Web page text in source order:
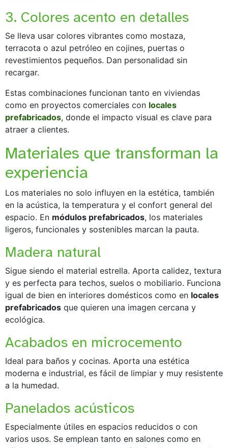
3. Colores acento en detalles
Se lleva usar colores vibrantes como mostaza,
terracota o azul petróleo en cojines, puertas o
revestimientos pequeños. Dan personalidad sin
recargar.
Estas combinaciones funcionan tanto en viviendas
como en proyectos comerciales con locales
prefabricados, donde el impacto visual es clave para
atraer a clientes.
Materiales que transforman la
experiencia
Los materiales no solo influyen en la estética, también
en la acústica, la temperatura y el confort general del
espacio. En módulos prefabricados, los materiales
ligeros, funcionales y sostenibles marcan la pauta.
Madera natural
Sigue siendo el material estrella. Aporta calidez, textura
y es perfecta para techos, suelos o mobiliario. Funciona
igual de bien en interiores domésticos como en locales
prefabricados que quieren una imagen cercana y
ecológica.
Acabados en microcemento
Ideal para baños y cocinas. Aporta una estética
moderna e industrial, es fácil de limpiar y muy resistente
a la humedad.
Panelados acústicos
Especialmente útiles en espacios reducidos o con
varios usos. Se emplean tanto en salones como en